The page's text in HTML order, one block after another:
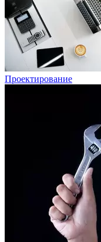
Проектирование